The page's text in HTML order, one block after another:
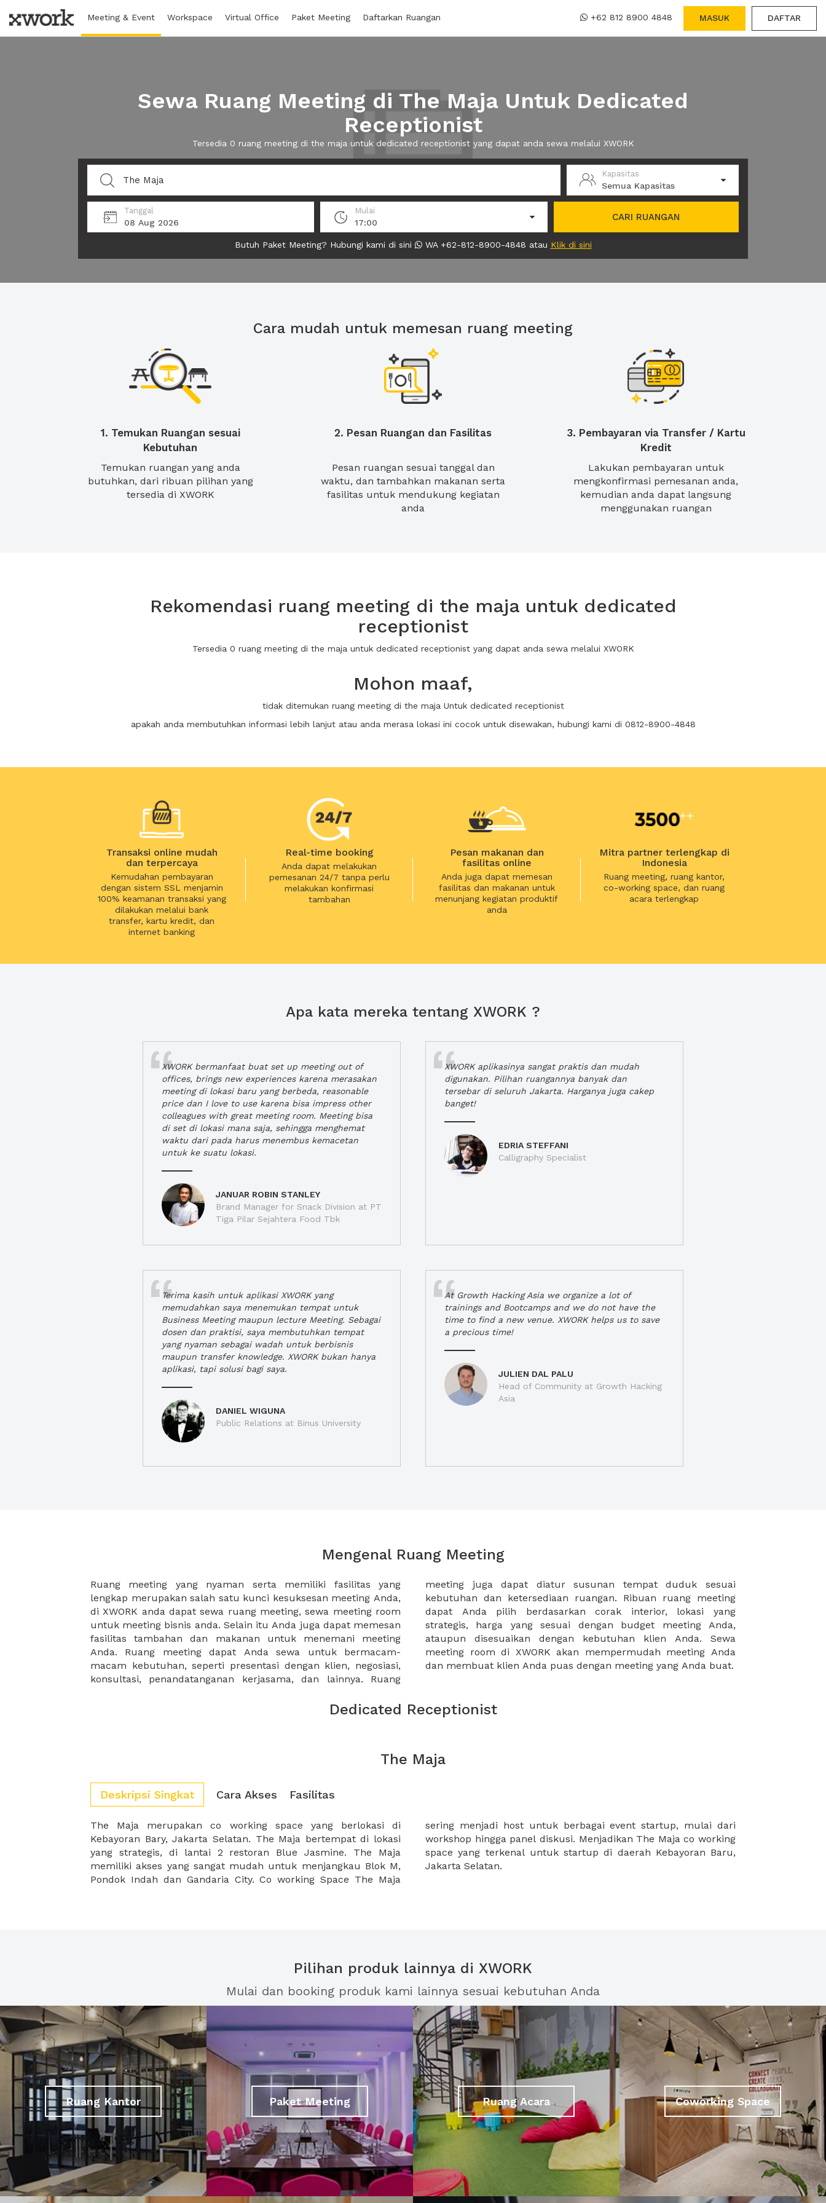
Meeting & Event Workspace Virtual Office Paket Meeting Daftarkan Ruangan +62 812 8900 4848 MASUK DAFTAR
Sewa Ruang Meeting di The Maja Untuk Dedicated
Receptionist
Tersedia 0 ruang meeting di the maja untuk dedicated receptionist yang dapat anda sewa melalui XWORK
Kapasitas
Semua Kapasitas
Tanggal
08 Aug 2026
Mulai
17:00
CARI RUANGAN
Butuh Paket Meeting? Hubungi kami di sini WA +62-812-8900-4848 atau Klik di sini
Cara mudah untuk memesan ruang meeting
1. Temukan Ruangan sesuai
Kebutuhan
Temukan ruangan yang anda
butuhkan, dari ribuan pilihan yang
tersedia di XWORK
2. Pesan Ruangan dan Fasilitas
Pesan ruangan sesuai tanggal dan
waktu, dan tambahkan makanan serta
fasilitas untuk mendukung kegiatan
anda
3. Pembayaran via Transfer / Kartu
Kredit
Lakukan pembayaran untuk
mengkonfirmasi pemesanan anda,
kemudian anda dapat langsung
menggunakan ruangan
Rekomendasi ruang meeting di the maja untuk dedicated
receptionist
Tersedia 0 ruang meeting di the maja untuk dedicated receptionist yang dapat anda sewa melalui XWORK
Mohon maaf,
tidak ditemukan ruang meeting di the maja Untuk dedicated receptionist
apakah anda membutuhkan informasi lebih lanjut atau anda merasa lokasi ini cocok untuk disewakan, hubungi kami di 0812-8900-4848
Transaksi online mudah
dan terpercaya
Kemudahan pembayaran
dengan sistem SSL menjamin
100% keamanan transaksi yang
dilakukan melalui bank
transfer, kartu kredit, dan
internet banking
Real-time booking
Anda dapat melakukan
pemesanan 24/7 tanpa perlu
melakukan konfirmasi
tambahan
Pesan makanan dan
fasilitas online
Anda juga dapat memesan
fasilitas dan makanan untuk
menunjang kegiatan produktif
anda
Mitra partner terlengkap di
Indonesia
Ruang meeting, ruang kantor,
co-working space, dan ruang
acara terlengkap
Apa kata mereka tentang XWORK ?
XWORK bermanfaat buat set up meeting out of
offices, brings new experiences karena merasakan
meeting di lokasi baru yang berbeda, reasonable
price dan I love to use karena bisa impress other
colleagues with great meeting room. Meeting bisa
di set di lokasi mana saja, sehingga menghemat
waktu dari pada harus menembus kemacetan
untuk ke suatu lokasi.
JANUAR ROBIN STANLEY
Brand Manager for Snack Division at PT
Tiga Pilar Sejahtera Food Tbk
XWORK aplikasinya sangat praktis dan mudah
digunakan. Pilihan ruangannya banyak dan
tersebar di seluruh Jakarta. Harganya juga cakep
banget!
EDRIA STEFFANI
Calligraphy Specialist
Terima kasih untuk aplikasi XWORK yang
memudahkan saya menemukan tempat untuk
Business Meeting maupun lecture Meeting. Sebagai
dosen dan praktisi, saya membutuhkan tempat
yang nyaman sebagai wadah untuk berbisnis
maupun transfer knowledge. XWORK bukan hanya
aplikasi, tapi solusi bagi saya.
DANIEL WIGUNA
Public Relations at Binus University
At Growth Hacking Asia we organize a lot of
trainings and Bootcamps and we do not have the
time to find a new venue. XWORK helps us to save
a precious time!
JULIEN DAL PALU
Head of Community at Growth Hacking
Asia
Mengenal Ruang Meeting
Ruang meeting yang nyaman serta memiliki fasilitas yang
lengkap merupakan salah satu kunci kesuksesan meeting Anda,
di XWORK anda dapat sewa ruang meeting, sewa meeting room
untuk meeting bisnis anda. Selain itu Anda juga dapat memesan
fasilitas tambahan dan makanan untuk menemani meeting
Anda. Ruang meeting dapat Anda sewa untuk bermacam-
macam kebutuhan, seperti presentasi dengan klien, negosiasi,
konsultasi, penandatanganan kerjasama, dan lainnya. Ruang
meeting juga dapat diatur susunan tempat duduk sesuai
kebutuhan dan ketersediaan ruangan. Ribuan ruang meeting
dapat Anda pilih berdasarkan corak interior, lokasi yang
strategis, harga yang sesuai dengan budget meeting Anda,
ataupun disesuaikan dengan kebutuhan klien Anda. Sewa
meeting room di XWORK akan mempermudah meeting Anda
dan membuat klien Anda puas dengan meeting yang Anda buat.
Dedicated Receptionist
The Maja
Deskripsi Singkat Cara Akses Fasilitas
The Maja merupakan co working space yang berlokasi di
Kebayoran Bary, Jakarta Selatan. The Maja bertempat di lokasi
yang strategis, di lantai 2 restoran Blue Jasmine. The Maja
memiliki akses yang sangat mudah untuk menjangkau Blok M,
Pondok Indah dan Gandaria City. Co working Space The Maja
sering menjadi host untuk berbagai event startup, mulai dari
workshop hingga panel diskusi. Menjadikan The Maja co working
space yang terkenal untuk startup di daerah Kebayoran Baru,
Jakarta Selatan.
Pilihan produk lainnya di XWORK
Mulai dan booking produk kami lainnya sesuai kebutuhan Anda
Ruang Kantor Paket Meeting Ruang Acara Coworking Space